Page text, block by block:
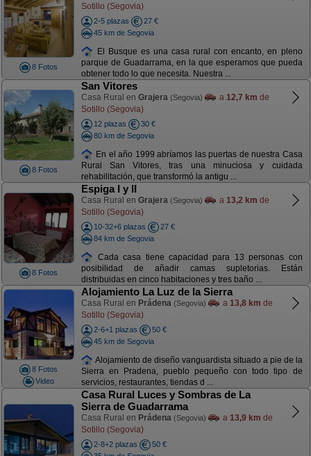
8 Fotos
Sotillo (Segovia)
2-5 plazas
27 €
45 km de Segovia
El Busque es una casa rural con encanto, en pleno
parque de Guadarrama, en la que esperamos que pueda
obtener todo lo que necesita. Nuestra ...
8 Fotos
San Vitores
Casa Rural en Grajera (Segovia) a 12,7 km de
Sotillo (Segovia)
12 plazas
30 €
80 km de Segovia
En el año 1999 abríamos las puertas de nuestra Casa
Rural San Vitores, tras una minuciosa y cuidada
rehabilitación, que transformó la antigu ...
8 Fotos
Espiga I y II
Casa Rural en Grajera (Segovia) a 13,2 km de
Sotillo (Segovia)
10-32+6 plazas
27 €
84 km de Segovia
Cada casa tiene capacidad para 13 personas con
posibilidad de añadir camas supletorias. Están
distribuidas en cinco habitaciones y tres baño ...
8 Fotos
Video
Alojamiento La Luz de la Sierra
Casa Rural en Prádena (Segovia) a 13,8 km de
Sotillo (Segovia)
2-6+1 plazas
50 €
45 km de Segovia
Alojamiento de diseño vanguardista situado a pie de la
Sierra en Pradena, pueblo pequeño con todo tipo de
servicios, restaurantes, tiendas d ...
Casa Rural Luces y Sombras de La
Sierra de Guadarrama
Casa Rural en Prádena (Segovia) a 13,9 km de
Sotillo (Segovia)
2-8+2 plazas
50 €